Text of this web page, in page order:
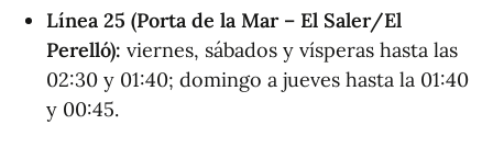
Línea 25 (Porta de la Mar – El Saler/El
Perelló): viernes, sábados y vísperas hasta las
02:30 y 01:40; domingo a jueves hasta la 01:40
y 00:45.